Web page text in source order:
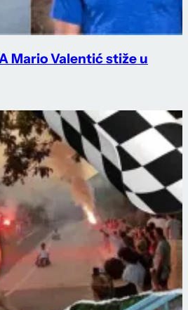
Mario Valentić stiže u